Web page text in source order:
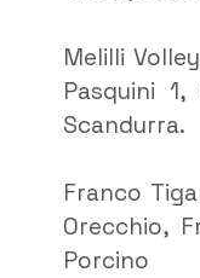
Melilli
Pasquini
Scandurra.
Franco
Orecchio,
Porcino